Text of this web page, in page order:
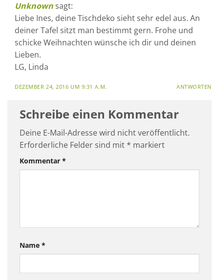
Unknown sagt:
Liebe Ines, deine Tischdeko sieht sehr edel aus. An
deiner Tafel sitzt man bestimmt gern. Frohe und
schicke Weihnachten wünsche ich dir und deinen
Lieben.
LG, Linda
DEZEMBER 24, 2016 UM 9:31 A.M. ANTWORTEN
Schreibe einen Kommentar
Deine E-Mail-Adresse wird nicht veröffentlicht.
Erforderliche Felder sind mit * markiert
Kommentar *
Name *